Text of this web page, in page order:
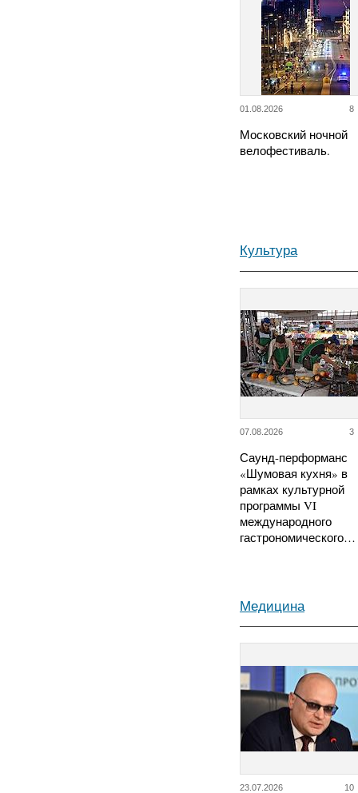
01.08.2026 8
Московский ночной
велофестиваль.
Культура
07.08.2026 3
Саунд-перформанс
«Шумовая кухня» в
рамках культурной
программы VI
международного
гастрономического…
Медицина
23.07.2026 10